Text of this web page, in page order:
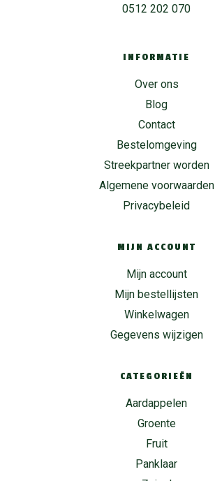
0512 202 070
INFORMATIE
Over ons
Blog
Contact
Bestelomgeving
Streekpartner worden
Algemene voorwaarden
Privacybeleid
MIJN ACCOUNT
Mijn account
Mijn bestellijsten
Winkelwagen
Gegevens wijzigen
CATEGORIEËN
Aardappelen
Groente
Fruit
Panklaar